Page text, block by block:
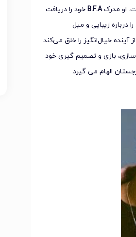
B.F.A
خود را دریافت
درباره زیبایی و میل
خیال‌انگیز را خلق می‌کند.
بازی و تصمیم گیری خود
الهام می گیرد.